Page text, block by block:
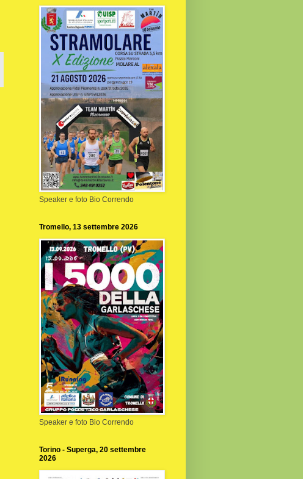
Speaker e foto Bio Correndo
Tromello, 13 settembre 2026
Speaker e foto Bio Correndo
Torino - Superga, 20 settembre
2026